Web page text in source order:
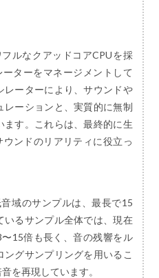
ルなクアッドコアCPUを採
ターをマネージメントして
レーターにより、サウンドや
レーションと、実質的に無制
す。これらは、最終的に生
ンドのリアリティに役立っ
域のサンプルは、最長で15
るサンプル全体では、現在
15倍も長く、音の残響をル
グサンプリングを用いるこ
を再現しています。